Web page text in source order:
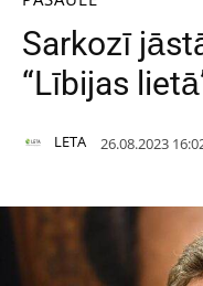
Sarkozī
“Lībijas
LETA 26.08.2023